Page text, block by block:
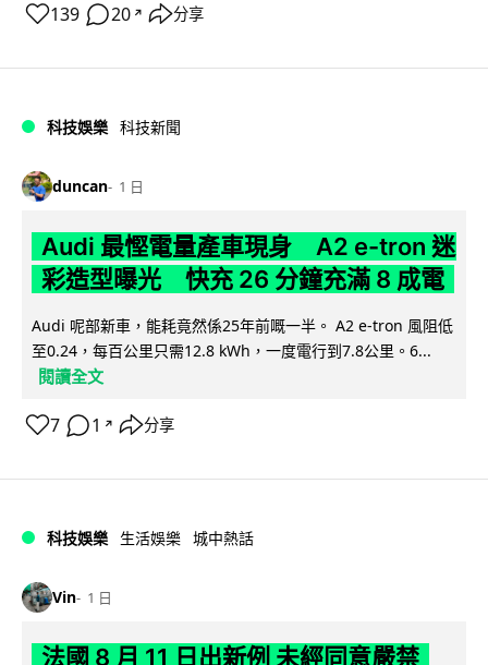
139 20 ↗ 分享
科技娛樂 科技新聞
duncan 1 日
Audi 最慳電量產車現身 A2 e-tron 迷
彩造型曝光 快充 26 分鐘充滿 8 成電
Audi 呢部新車，能耗竟然係25年前嘅一半。 A2 e-tron 風阻低
至0.24，每百公里只需12.8 kWh，一度電行到7.8公里。6...
閱讀全文
7 1 ↗ 分享
科技娛樂 生活娛樂 城中熱話
Vin 1 日
法國 8 月 11 日出新例 未經同意嚴禁